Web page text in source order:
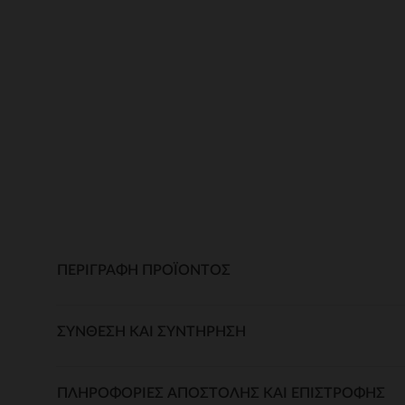
ΠΕΡΙΓΡΑΦΉ ΠΡΟΪΌΝΤΟΣ
ΣΎΝΘΕΣΗ ΚΑΙ ΣΥΝΤΉΡΗΣΗ
ΠΛΗΡΟΦΟΡΊΕΣ ΑΠΟΣΤΟΛΉΣ ΚΑΙ ΕΠΙΣΤΡΟΦΉΣ